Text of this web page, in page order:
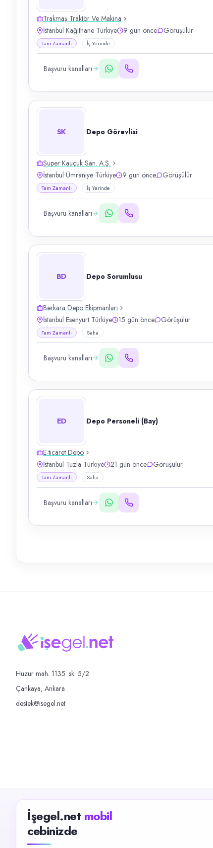
Trakmaş Traktör Ve Makina
İstanbul Kağıthane Türkiye
9 gün önce Görüşülür
Tam Zamanlı İş Yerinde
Başvuru kanalları
SK Depo Görevlisi
Super Kauçuk San. A.Ş.
İstanbul Ümraniye Türkiye
9 gün önce Görüşülür
Tam Zamanlı İş Yerinde
Başvuru kanalları
BD Depo Sorumlusu
Berkara Depo Ekipmanları
İstanbul Esenyurt Türkiye
15 gün önce Görüşülür
Tam Zamanlı Saha
Başvuru kanalları
ED Depo Personeli (Bay)
E-ticaret Depo
İstanbul Tuzla Türkiye
21 gün önce Görüşülür
Tam Zamanlı Saha
Başvuru kanalları
Huzur mah. 1135. sk. 5/2
Çankaya, Ankara
destek@isegel.net
İşegel.net mobil
cebinizde